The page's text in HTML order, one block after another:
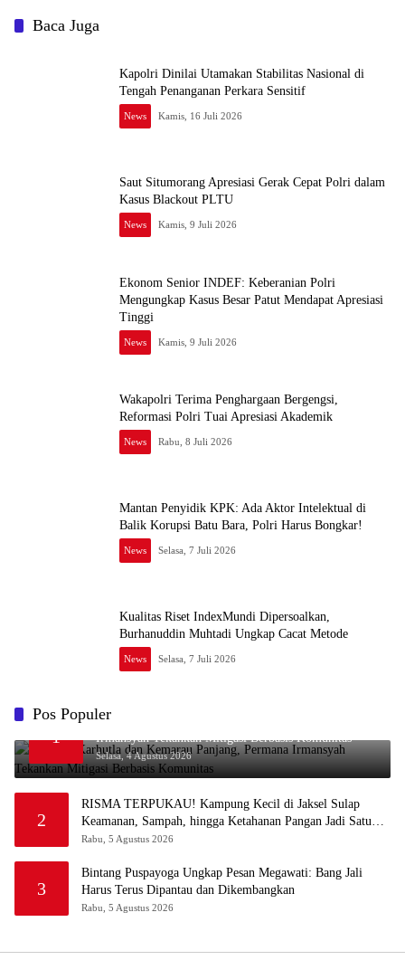
Baca Juga
Kapolri Dinilai Utamakan Stabilitas Nasional di
Tengah Penanganan Perkara Sensitif
News Kamis, 16 Juli 2026
Saut Situmorang Apresiasi Gerak Cepat Polri dalam
Kasus Blackout PLTU
News Kamis, 9 Juli 2026
Ekonom Senior INDEF: Keberanian Polri
Mengungkap Kasus Besar Patut Mendapat Apresiasi
Tinggi
News Kamis, 9 Juli 2026
Wakapolri Terima Penghargaan Bergengsi,
Reformasi Polri Tuai Apresiasi Akademik
News Rabu, 8 Juli 2026
Mantan Penyidik KPK: Ada Aktor Intelektual di
Balik Korupsi Batu Bara, Polri Harus Bongkar!
News Selasa, 7 Juli 2026
Kualitas Riset IndexMundi Dipersoalkan,
Burhanuddin Muhtadi Ungkap Cacat Metode
News Selasa, 7 Juli 2026
Pos Populer
1
Waspada Karhutla dan Kemarau Panjang, Permana
Irmansyah Tekankan Mitigasi Berbasis Komunitas
Selasa, 4 Agustus 2026
2
RISMA TERPUKAU! Kampung Kecil di Jaksel Sulap
Keamanan, Sampah, hingga Ketahanan Pangan Jadi Satu
Sistem
Rabu, 5 Agustus 2026
3
Bintang Puspayoga Ungkap Pesan Megawati: Bang Jali
Harus Terus Dipantau dan Dikembangkan
Rabu, 5 Agustus 2026